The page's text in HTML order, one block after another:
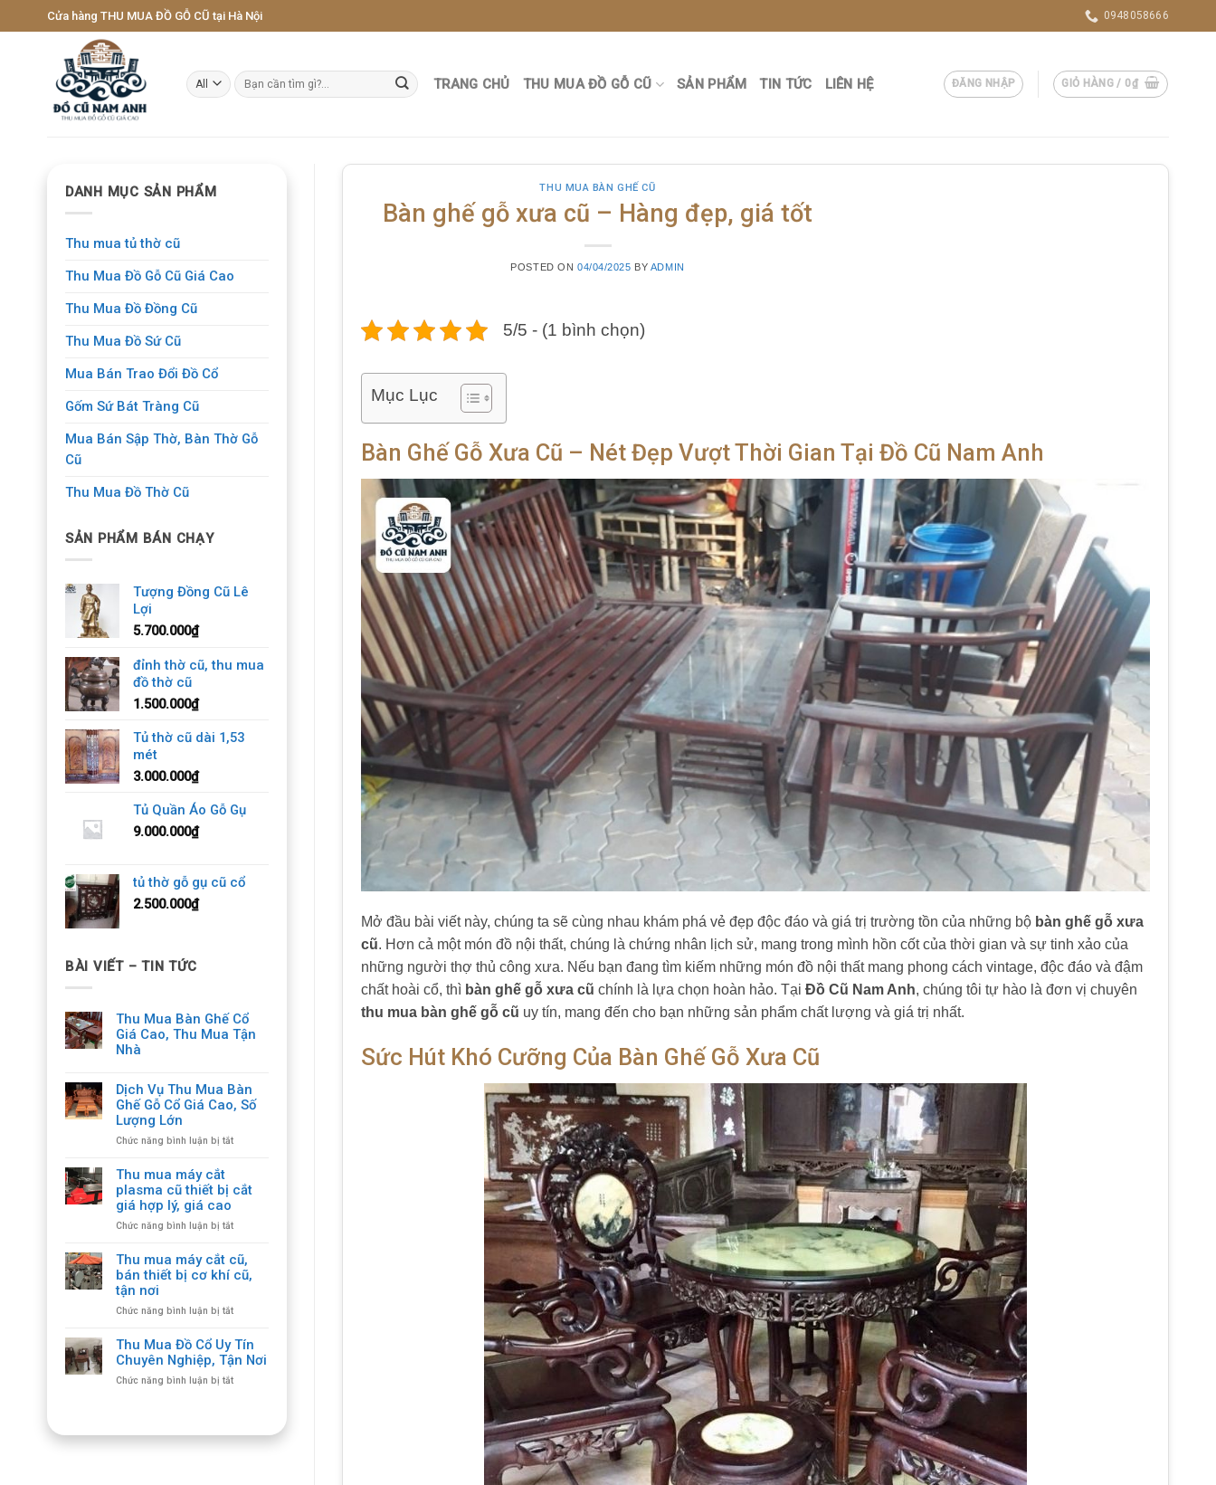
to
Cửa hàng THU MUA ĐỒ GỖ CŨ tại Hà Nội 0948058666
Tìm
kiếm:
TRANG CHỦ THU MUA ĐỒ GỖ CŨ SẢN PHẨM TIN TỨC LIÊN HỆ ĐĂNG NHẬP GIỎ HÀNG / 0₫
DANH MỤC SẢN PHẨM
Thu mua tủ thờ cũ
Thu Mua Đồ Gỗ Cũ Giá Cao
Thu Mua Đồ Đồng Cũ
Thu Mua Đồ Sứ Cũ
Mua Bán Trao Đổi Đồ Cổ
Gốm Sứ Bát Tràng Cũ
Mua Bán Sập Thờ, Bàn Thờ Gỗ
Cũ
Thu Mua Đồ Thờ Cũ
SẢN PHẨM BÁN CHẠY
Tượng Đồng Cũ Lê
Lợi
5.700.000₫
đỉnh thờ cũ, thu mua
đồ thờ cũ
1.500.000₫
Tủ thờ cũ dài 1,53
mét
3.000.000₫
Tủ Quần Áo Gỗ Gụ
9.000.000₫
tủ thờ gỗ gụ cũ cổ
2.500.000₫
BÀI VIẾT – TIN TỨC
Thu Mua Bàn Ghế Cổ
Giá Cao, Thu Mua Tận
Nhà
Dịch Vụ Thu Mua Bàn
Ghế Gỗ Cổ Giá Cao, Số
Lượng Lớn
Chức năng bình luận bị tắtở
Thu
Mua
Ghế
Cổ
Giá
Cao,
Lượng
Thu mua máy cắt
plasma cũ thiết bị cắt
giá hợp lý, giá cao
Chức năng bình luận bị tắtở
mua
máy
cắt
cũ
bị
cắt
hợp
Thu mua máy cắt cũ,
bán thiết bị cơ khí cũ,
tận nơi
Chức năng bình luận bị tắtở
mua
máy
cắt
cũ,
Thu Mua Đồ Cổ Uy Tín
Chuyên Nghiệp, Tận Nơi
Chức năng bình luận bị tắtở
Cổ
THU MUA BÀN GHẾ CŨ
Bàn ghế gỗ xưa cũ – Hàng đẹp, giá tốt
POSTED ON 04/04/2025 BY ADMIN
5/5 - (1 bình chọn)
Mục Lục
Bàn Ghế Gỗ Xưa Cũ – Nét Đẹp Vượt Thời Gian Tại Đồ Cũ Nam Anh
Mở đầu bài viết này, chúng ta sẽ cùng nhau khám phá vẻ đẹp độc đáo và giá trị trường tồn của những bộ bàn ghế gỗ xưa
cũ. Hơn cả một món đồ nội thất, chúng là chứng nhân lịch sử, mang trong mình hồn cốt của thời gian và sự tinh xảo của
những người thợ thủ công xưa. Nếu bạn đang tìm kiếm những món đồ nội thất mang phong cách vintage, độc đáo và đậm
chất hoài cổ, thì bàn ghế gỗ xưa cũ chính là lựa chọn hoàn hảo. Tại Đồ Cũ Nam Anh, chúng tôi tự hào là đơn vị chuyên
thu mua bàn ghế gỗ cũ uy tín, mang đến cho bạn những sản phẩm chất lượng và giá trị nhất.
Sức Hút Khó Cưỡng Của Bàn Ghế Gỗ Xưa Cũ